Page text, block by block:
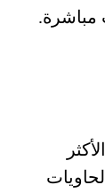
مباشرة.